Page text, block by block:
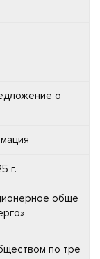
о
г.
обще
по тре